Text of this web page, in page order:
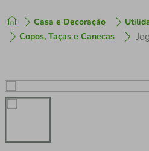
Casa e Decoração
Copos, Taças e Canecas
1º tenis
3º